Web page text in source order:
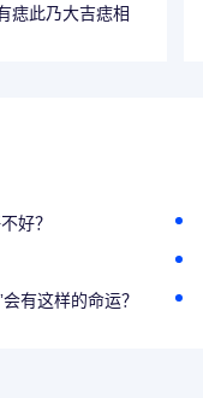
痣此乃大吉痣相
好？
有这样的命运？